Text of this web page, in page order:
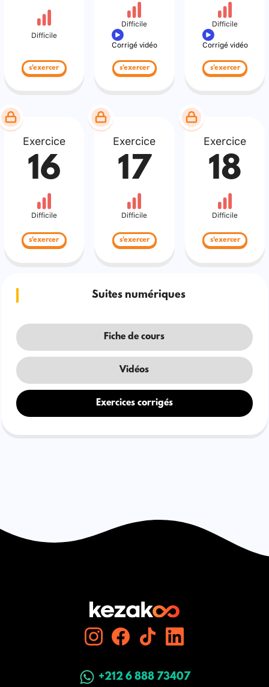
Difficile
s'exercer
Difficile
Corrigé vidéo
s'exercer
Difficile
Corrigé vidéo
s'exercer
Exercice
16
Difficile
s'exercer
Exercice
17
Difficile
s'exercer
Exercice
18
Difficile
s'exercer
Suites numériques
Fiche de cours
Vidéos
Exercices corrigés
+212 6 888 73407